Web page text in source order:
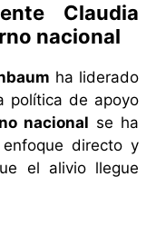
Claudia
nacional
ha liderado
política de apoyo
nacional se ha
directo y
el alivio llegue